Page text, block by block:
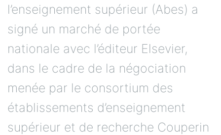
l’enseignement supérieur (Abes) a
signé un marché de portée
nationale avec l’éditeur Elsevier,
dans le cadre de la négociation
menée par le consortium des
établissements d’enseignement
supérieur et de recherche Couperin